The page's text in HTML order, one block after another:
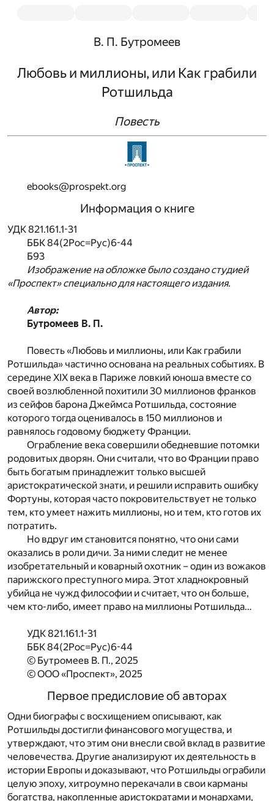
В. П. Бутромеев
Любовь и миллионы, или Как грабили
Ротшильда
Повесть
ebooks@prospekt.org
Информация о книге
УДК 821.161.1-31
ББК 84(2Рос=Рус)6-44
Б93
Изображение на обложке было создано студией
«Проспект» специально для настоящего издания.
Автор:
Бутромеев В. П.
Повесть «Любовь и миллионы, или Как грабили
Ротшильда» частично основана на реальных событиях. В
середине XIX века в Париже ловкий юноша вместе со
своей возлюбленной похитили 30 миллионов франков
из сейфов барона Джеймса Ротшильда, состояние
которого тогда оценивалось в 150 миллионов и
равнялось годовому бюджету Франции.
Ограбление века совершили обедневшие потомки
родовитых дворян. Они считали, что во Франции право
быть богатым принадлежит только высшей
аристократической знати, и решили исправить ошибку
Фортуны, которая часто покровительствует не только
тем, кто умеет нажить миллионы, но и тем, кто готов их
потратить.
Но вдруг им становится понятно, что они сами
оказались в роли дичи. За ними следит не менее
изобретательный и коварный охотник – один из вожаков
парижского преступного мира. Этот хладнокровный
убийца не чужд философии и считает, что он больше,
чем кто-либо, имеет право на миллионы Ротшильда…
УДК 821.161.1-31
ББК 84(2Рос=Рус)6-44
© Бутромеев В. П., 2025
© ООО «Проспект», 2025
Первое предисловие об авторах
Одни биографы с восхищением описывают, как
Ротшильды достигли финансового могущества, и
утверждают, что этим они внесли свой вклад в развитие
человечества. Другие анализируют их деятельность в
истории Европы и доказывают, что Ротшильды ограбили
целую эпоху, хитроумно перекачали в свои карманы
богатства, накопленные аристократами и монархами,